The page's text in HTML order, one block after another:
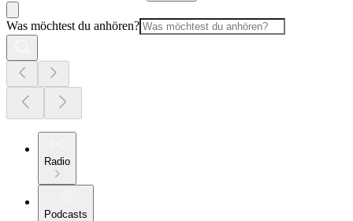
Was möchtest du anhören?
Radio
Podcasts